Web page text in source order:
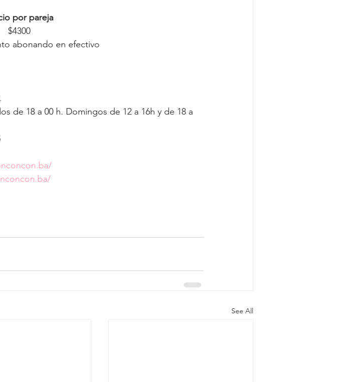
por pareja
$4300
abonando en efectivo
de 18 a 00 h. Domingos de 12 a 16h y de 18 a
See All